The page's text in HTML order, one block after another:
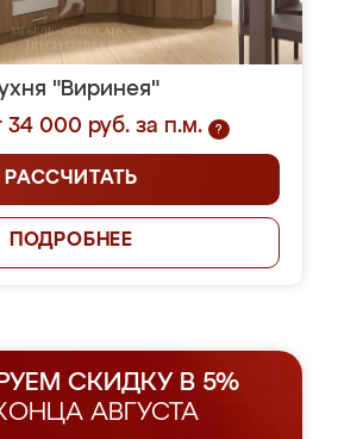
"Виринея"
34 000 руб. за п.м.
?
РАССЧИТАТЬ
ПОДРОБНЕЕ
СКИДКУ В 5%
АВГУСТА